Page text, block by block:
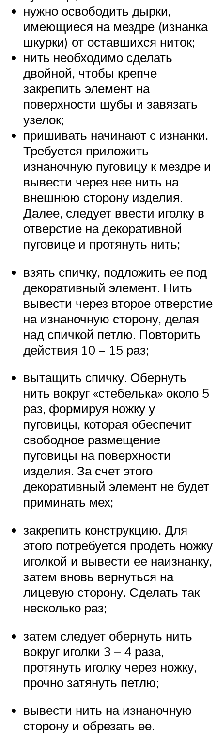
нужно освободить дырки,
имеющиеся на мездре (изнанка
шкурки) от оставшихся ниток;
нить необходимо сделать
двойной, чтобы крепче
закрепить элемент на
поверхности шубы и завязать
узелок;
пришивать начинают с изнанки.
Требуется приложить
изнаночную пуговицу к мездре и
вывести через нее нить на
внешнюю сторону изделия.
Далее, следует ввести иголку в
отверстие на декоративной
пуговице и протянуть нить;
взять спичку, подложить ее под
декоративный элемент. Нить
вывести через второе отверстие
на изнаночную сторону, делая
над спичкой петлю. Повторить
действия 10 – 15 раз;
вытащить спичку. Обернуть
нить вокруг «стебелька» около 5
раз, формируя ножку у
пуговицы, которая обеспечит
свободное размещение
пуговицы на поверхности
изделия. За счет этого
декоративный элемент не будет
приминать мех;
закрепить конструкцию. Для
этого потребуется продеть ножку
иголкой и вывести ее наизнанку,
затем вновь вернуться на
лицевую сторону. Сделать так
несколько раз;
затем следует обернуть нить
вокруг иголки 3 – 4 раза,
протянуть иголку через ножку,
прочно затянуть петлю;
вывести нить на изнаночную
сторону и обрезать ее.